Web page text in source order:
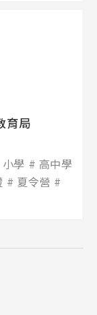
育局
學
高中學
夏令營